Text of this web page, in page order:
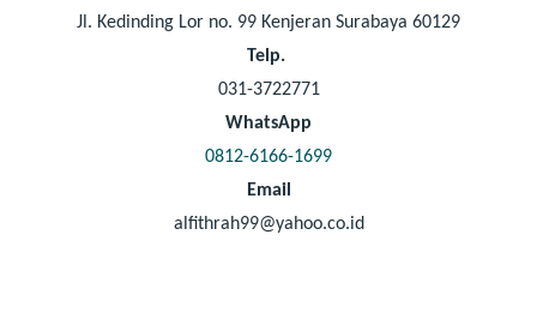
Jl. Kedinding Lor no. 99 Kenjeran Surabaya 60129
Telp.
031-3722771
WhatsApp
0812-6166-1699
Email
alfithrah99@yahoo.co.id